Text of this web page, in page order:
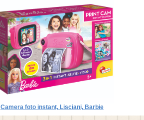
Camera foto instant, Lisciani, Barbie